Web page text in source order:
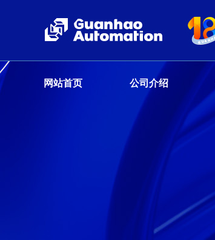
网站首页 公司介绍